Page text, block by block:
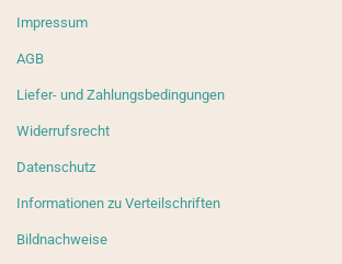
Impressum
AGB
Liefer- und Zahlungsbedingungen
Widerrufsrecht
Datenschutz
Informationen zu Verteilschriften
Bildnachweise